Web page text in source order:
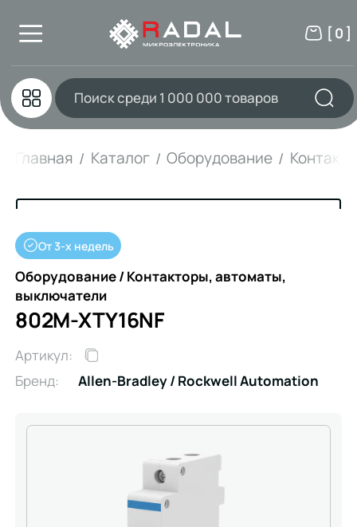
[ 0 ]
Главная Каталог Оборудование
От 3-х недель
Оборудование / Контакторы, автоматы,
выключатели
802M-XTY16NF
Артикул:
Бренд:
Allen-Bradley / Rockwell Automation